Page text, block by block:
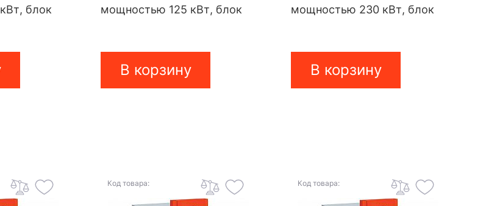
блок
мощностью 125 кВт, блок
В корзину
мощностью 230 кВт, блок
В корзину
Код товара: Код товара: